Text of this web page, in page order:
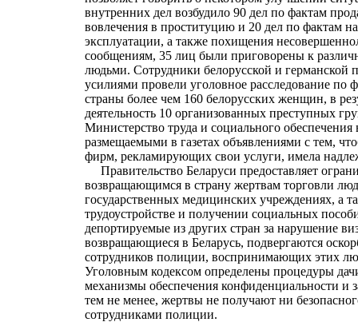
внутренних дел возбудило 90 дел по фактам
вовлечения в проституцию и 20 дел по фактам
эксплуатации, а также похищения
сообщениям, 35 лиц были приговорены к
людьми. Сотрудники белорусской и германской
усилиями провели уголовное расследование по
страны более чем 160 белорусских женщин, в
деятельность 10 организованных преступных
Министерство труда и социального обеспечения
размещаемыми в газетах объявлениями с тем,
фирм, рекламирующих свои услуги, имела
Правительство Беларуси предоставляет
возвращающимся в страну жертвам торговли
государственных медицинских учреждениях, а
трудоустройстве и получении социальных
депортируемые из других стран за нарушение
возвращающиеся в Беларусь, подвергаются
сотрудников полиции, воспринимающих этих
Уголовным кодексом определены процедуры
механизмы обеспечения конфиденциальности
тем не менее, жертвы не получают ни
сотрудниками полиции.